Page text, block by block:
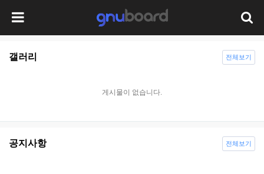
갤러리
게시물이 없습니다.
전체보기
공지사항 전체보기